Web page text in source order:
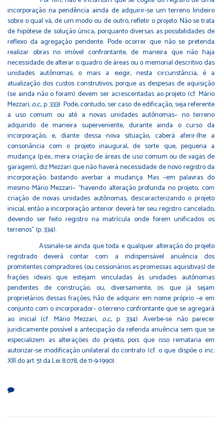
incorporação na pendência ainda de adquirir-se um terreno lindeiro
sobre o qual vá, de um modo ou de outro, refletir o projeto. Não se trata
de hipótese de solução única, porquanto diversas as possibilidades de
reflexo da agregação pendente. Pode ocorrer que não se pretenda
realizar obras no imóvel confrontante, de maneira que não haja
necessidade de alterar o quadro de áreas ou o memorial descritivo das
unidades autônomas; o mais a exigir, nesta circunstância, é a
atualização dos custos construtivos, porque as despesas de aquisição
(se ainda não o foram) devem ser acrescentadas ao projeto (cf. Mário
Mezzari,o.c., p. 333). Pode, contudo, ser caso de edificação, seja referente
a uso comum ou até a novas unidades autônomas– no terreno
adquirido de maneira superveniente, durante ainda o curso da
incorporação, e, diante dessa nova situação, caberá aferir-lhe a
consonância com o projeto inaugural, de sorte que, pequena a
mudança (p.ex., mera criação de áreas de uso comum ou de vagas de
garagem), diz Mezzari que não haverá necessidade de novo registro da
incorporação, bastando averbar a mudança. Mas –em palavras do
mesmo Mário Mezzari– “havendo alteração profunda no projeto, com
criação de novas unidades autônomas, descaracterizando o projeto
inicial, então a incorporação anterior deverá ter seu registro cancelado,
devendo ser feito registro na matrícula onde forem unificados os
terrenos” (p. 334).
Assinale-se ainda que toda e qualquer alteração do projeto
registrado deverá contar com a indispensável anuência dos
promitentes compradores (ou cessionários as promessas aquisitivas) de
frações ideais que estejam vinculadas às unidades autônomas
pendentes de construção; ou, diversamente, os que já sejam
proprietários dessas frações, hão de adquirir em nome próprio –e em
conjunto com o incorporador– o terreno confrontante que se agregará
ao inicial (cf. Mário Mezzari, o.c., p. 334). Averbe-se não parecer
juridicamente possível a antecipação da referida anuência sem que se
especializem as alterações do projeto, pois que isso remataria em
autorizar-se modificação unilateral do contrato (cf. o que dispõe o inc.
XIII do art. 51 da Lei 8.078, de 11-9-1990).